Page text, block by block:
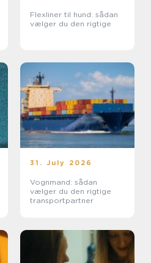
Flexliner til hund: sådan
vælger du den rigtige
31. July 2026
Vognmand: sådan
vælger du den rigtige
transportpartner